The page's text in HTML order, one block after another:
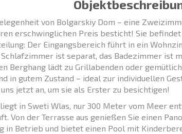
von Bolgarskiy Dom – eine
erschwinglichen Preis besticht! Sie
Der Eingangsbereich führt in ein
Schlafzimmer ist separat, das Badezimmer ist
Berghang lädt zu Grillabenden oder
in gutem Zustand – ideal zur individuellen
jetzt an, um sie als Erster zu besichtigen!
in Sweti Wlas, nur 300 Meter vom Meer
Von der Terrasse aus genießen Sie einen
in Betrieb und bietet einen Pool mit